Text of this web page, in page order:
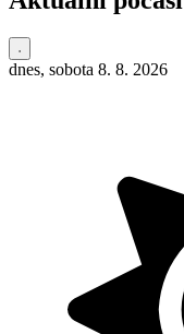
dnes, sobota 8. 8. 2026